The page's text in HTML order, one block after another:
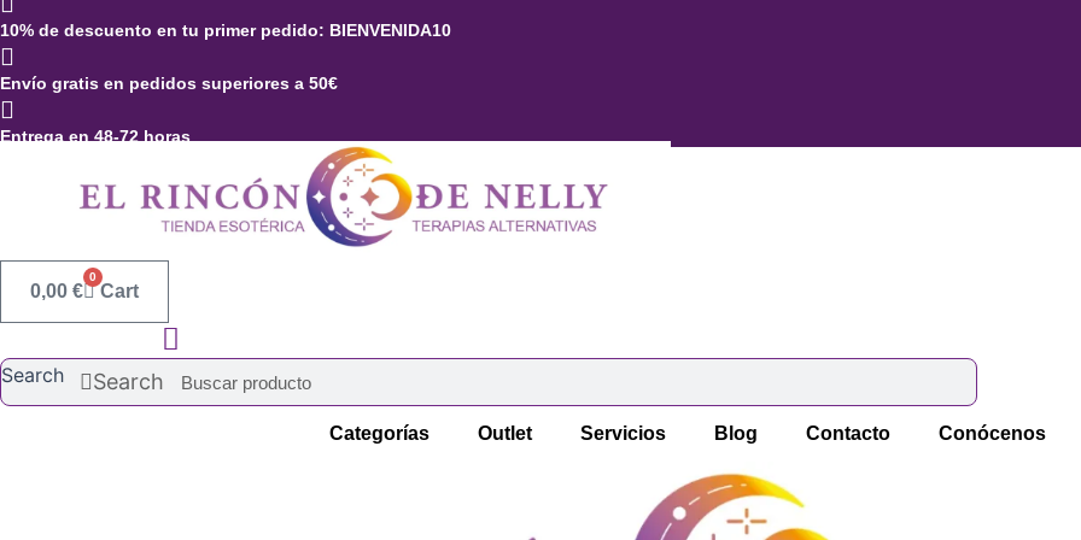
Ir
al
contenido
10% de descuento en tu primer pedido: BIENVENIDA10
Envío gratis en pedidos superiores a 50€
Entrega en 48-72 horas
0,00 €
0
Cart
Search Search
Categorías Outlet Servicios Blog Contacto Conócenos